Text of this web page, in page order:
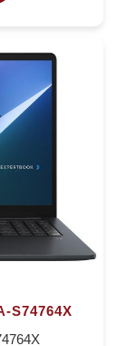
S74764X